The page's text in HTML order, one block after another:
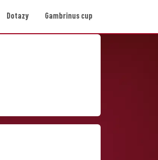
Dotazy Gambrinus cup